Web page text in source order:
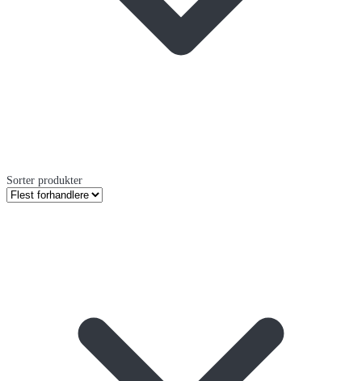
Sorter produkter